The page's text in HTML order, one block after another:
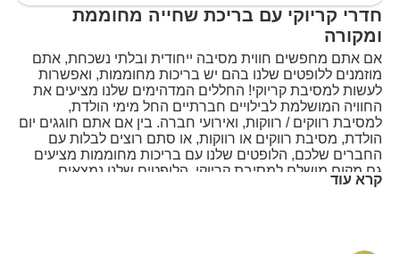
חדרי קריוקי עם בריכת שחייה מחוממת
ומקורה
קרא עוד
אם אתם מחפשים חווית מסיבה ייחודית ובלתי נשכחת, אתם
מוזמנים ללופטים שלנו בהם יש בריכות מחוממות, ואפשרות
לעשות למסיבת קריוקי! החללים המדהימים שלנו מציעים את
החוויה המושלמת לבילויים חברתיים החל מימי הולדת,
למסיבת רווקים / רווקות, ואירועי חברה. בין אם אתם חוגגים יום
הולדת, מסיבת רווקים או רווקות, או סתם רוצים לבלות עם
החברים שלכם, הלופטים שלנו עם בריכות מחוממות מציעים
גם מקום מושלם למסיבת קריוקי. הלופטים שלנו נמצאים
באזורים ללא הגבלת רעש, ויש בהם מרחב גדול לאירוח של
באמת, הזמינו עוד היום את אחד הלופטים המפוארים שלנו עם